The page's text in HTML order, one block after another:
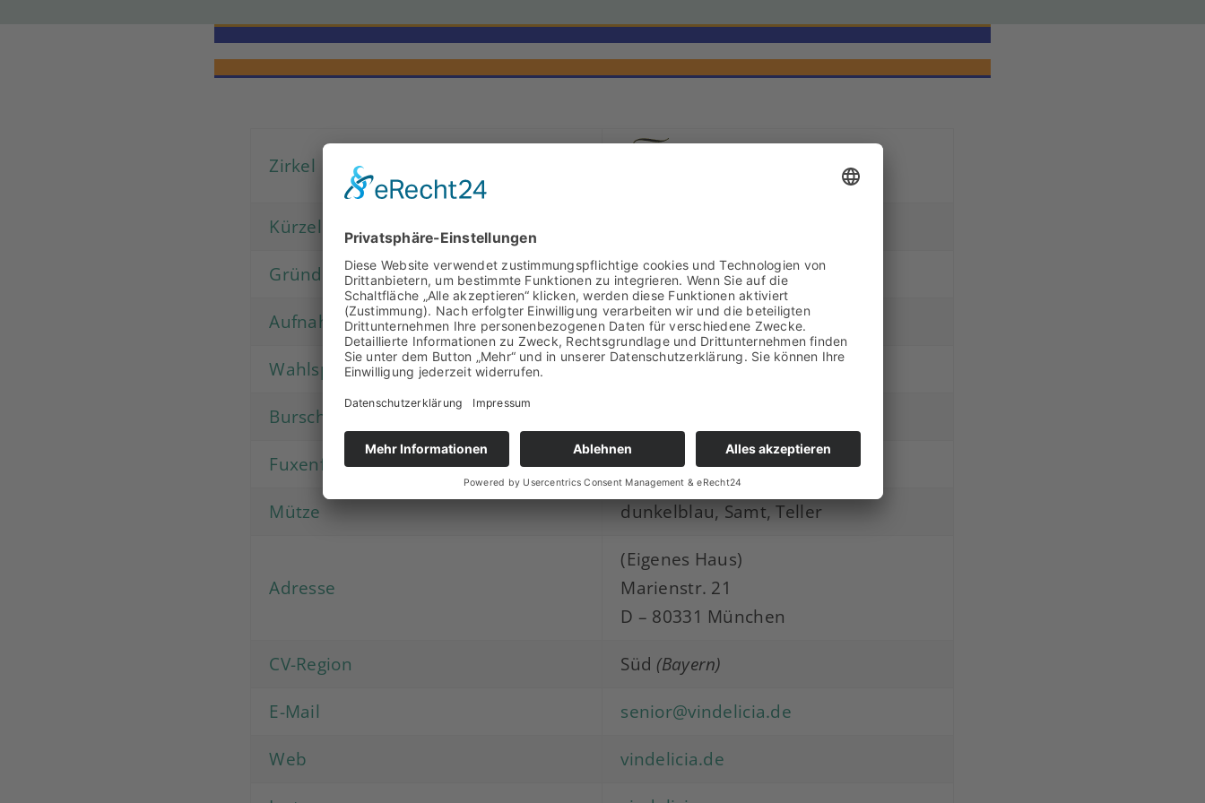
Zirkel
Kürzel
Gründung
26.02.1897
Aufnahme in den CV
1897
Wahlspruch
Virtuti victoria
Burschenfarben
Fuxenfarben
dunkelblau-orange
Mütze
dunkelblau, Samt, Teller
Adresse
(Eigenes Haus)
Marienstr. 21
D – 80331 München
CV-Region
Süd (Bayern)
E-Mail
senior@vindelicia.de
Web
vindelicia.de